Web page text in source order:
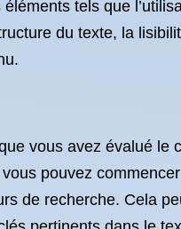
tels que
du texte, la
vous avez évalué le
pouvez
de recherche. Cela